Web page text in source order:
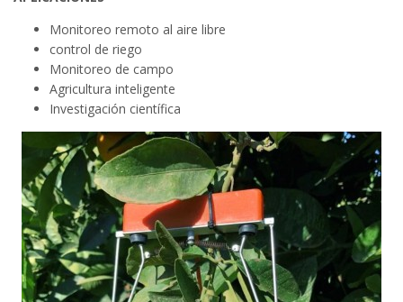
Monitoreo remoto al aire libre
control de riego
Monitoreo de campo
Agricultura inteligente
Investigación científica